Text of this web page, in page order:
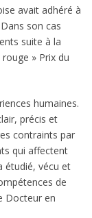
avait adhéré à
son cas
suite à la
» Prix du
humaines.
précis et
contraints par
qui affectent
étudié, vécu et
de
Docteur en